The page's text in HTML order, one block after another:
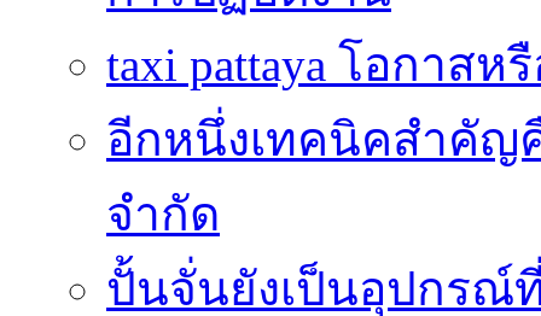
taxi pattaya โอกาส
อีกหนึ่งเทคนิคสำคัญ
จำกัด
ปั้นจั่นยังเป็นอุปกรณ์